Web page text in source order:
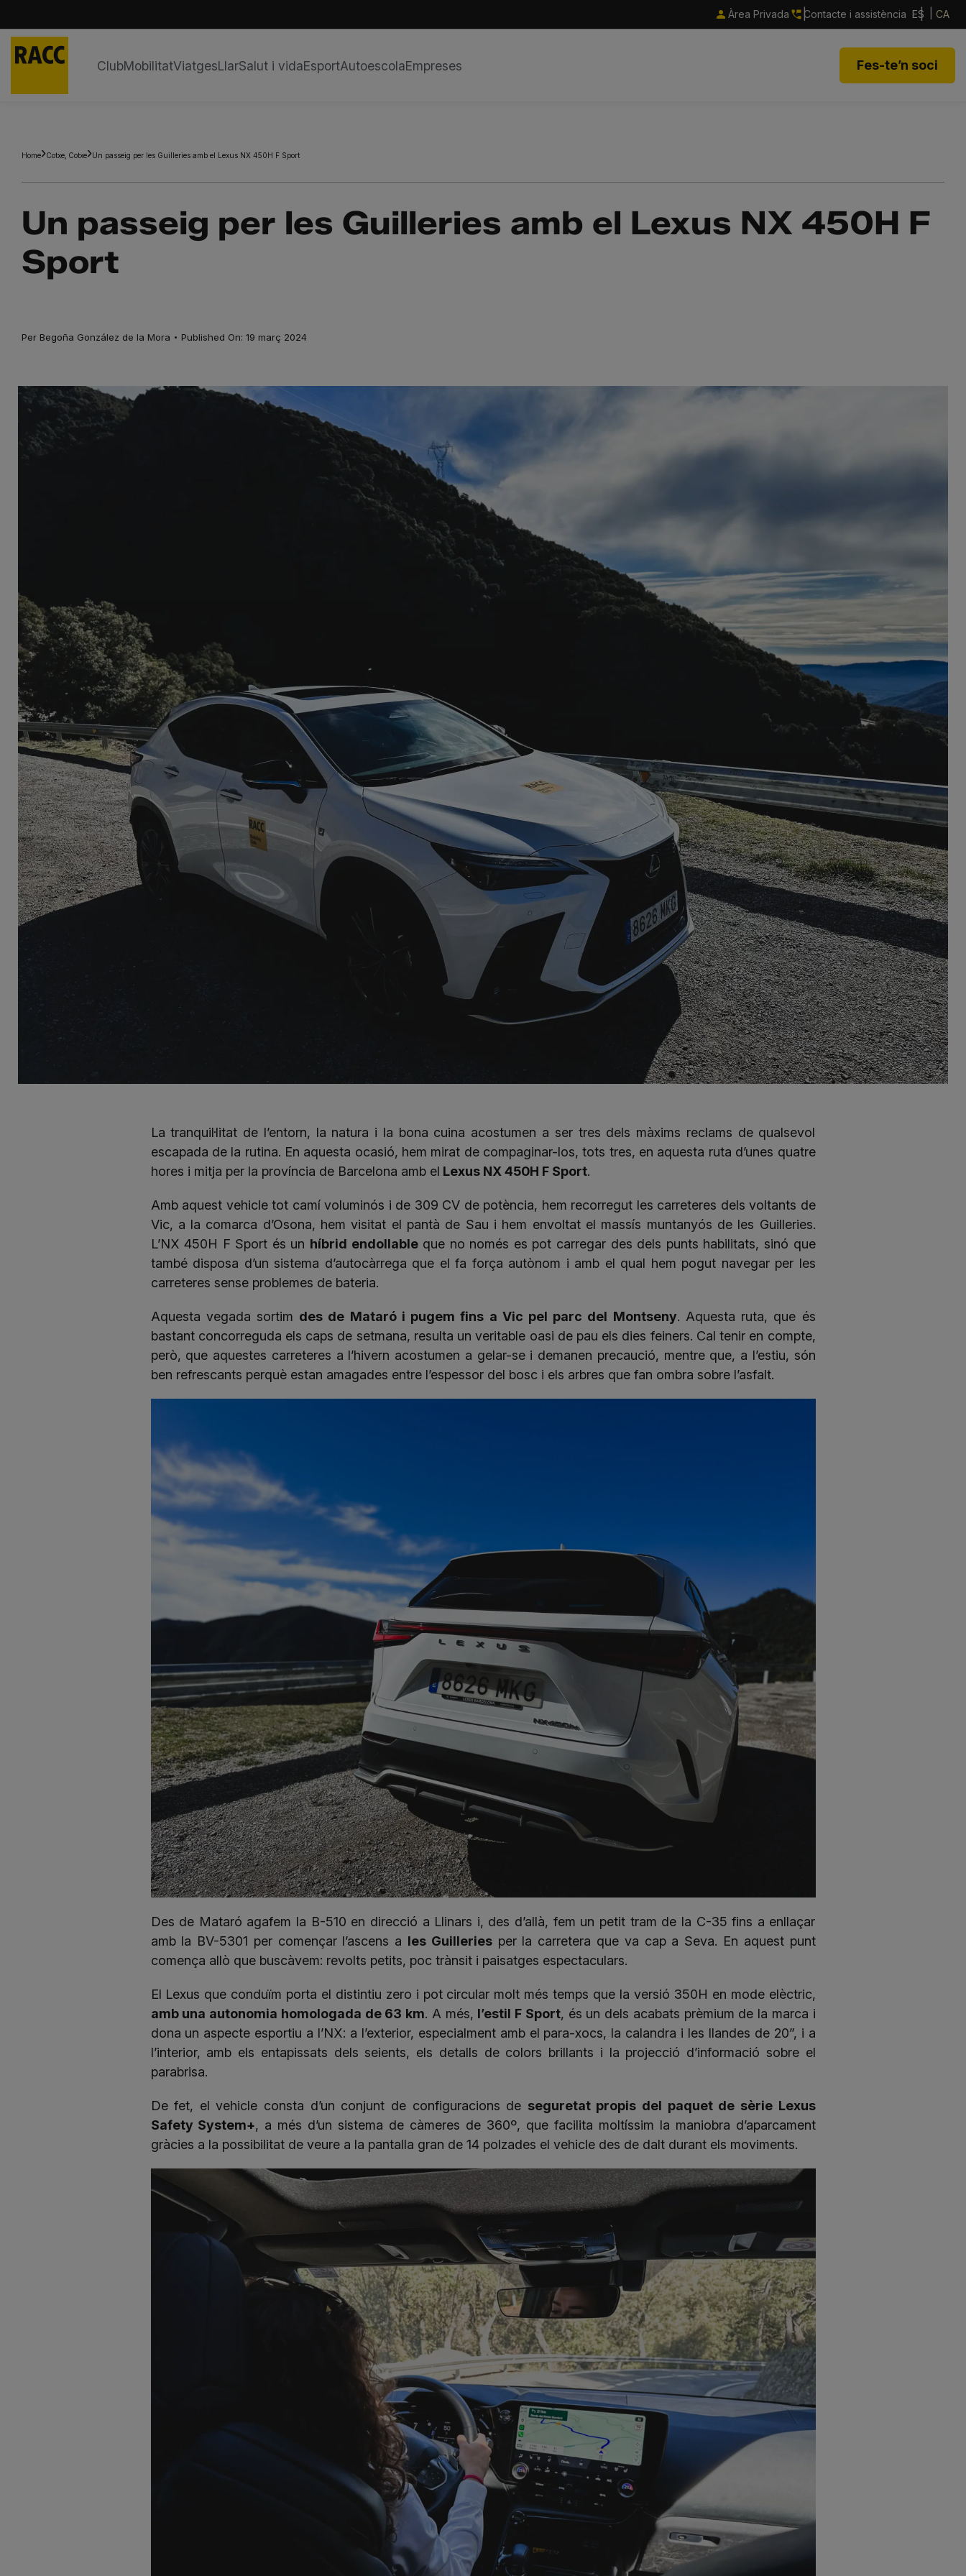
Àrea Privada Contacte i assistència ES CA
ClubMobilitatViatgesLlarSalut i vidaEsportAutoescolaEmpreses Fes-te’n soci
content
Home Cotxe Cotxe Un passeig per les Guilleries amb el Lexus NX 450H F Sport
Un passeig per les Guilleries amb el Lexus NX 450H F
Sport
Per Begoña González de la Mora · Published On: 19 març 2024
La tranquil·litat de l’entorn, la natura i la bona cuina acostumen a ser tres dels màxims reclams de qualsevol
escapada de la rutina. En aquesta ocasió, hem mirat de compaginar-los, tots tres, en aquesta ruta d’unes quatre
hores i mitja per la província de Barcelona amb el Lexus NX 450H F Sport.
Amb aquest vehicle tot camí voluminós i de 309 CV de potència, hem recorregut les carreteres dels voltants de
Vic, a la comarca d’Osona, hem visitat el pantà de Sau i hem envoltat el massís muntanyós de les Guilleries.
L’NX 450H F Sport és un híbrid endollableque no només es pot carregar des dels punts habilitats, sinó que
també disposa d’un sistema d’autocàrrega que el fa força autònom i amb el qual hem pogut navegar per les
carreteres sense problemes de bateria.
Aquesta vegada sortim des de Mataró i pugem fins a Vic pel parc del Montseny. Aquesta ruta, que és
bastant concorreguda els caps de setmana, resulta un veritable oasi de pau els dies feiners. Cal tenir en compte,
però, que aquestes carreteres a l’hivern acostumen a gelar-se i demanen precaució, mentre que, a l’estiu, són
ben refrescants perquè estan amagades entre l’espessor del bosc i els arbres que fan ombra sobre l’asfalt.
Des de Mataró agafem la B-510 en direcció a Llinars i, des d’allà, fem un petit tram de la C-35 fins a enllaçar
amb la BV-5301 per començar l’ascens a les Guilleriesper la carretera que va cap a Seva. En aquest punt
comença allò que buscàvem: revolts petits, poc trànsit i paisatges espectaculars.
El Lexus que conduïm porta el distintiu zero i pot circular molt més temps que la versió 350H en mode elèctric,
amb una autonomia homologada de 63 km. A més, l’estil F Sport, és un dels acabats prèmium de la marca i
dona un aspecte esportiu a l’NX: a l’exterior, especialment amb el para-xocs, la calandra i les llandes de 20”, i a
l’interior, amb els entapissats dels seients, els detalls de colors brillants i la projecció d’informació sobre el
parabrisa.
De fet, el vehicle consta d’un conjunt de configuracions de seguretat propis del paquet de sèrie Lexus
Safety System+, a més d’un sistema de càmeres de 360º, que facilita moltíssim la maniobra d’aparcament
gràcies a la possibilitat de veure a la pantalla gran de 14 polzades el vehicle des de dalt durant els moviments.